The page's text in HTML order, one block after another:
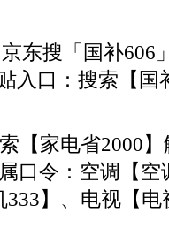
京东搜「国补606
入口：搜索【国
【家电省2000
口令：空调【空
】、电视【